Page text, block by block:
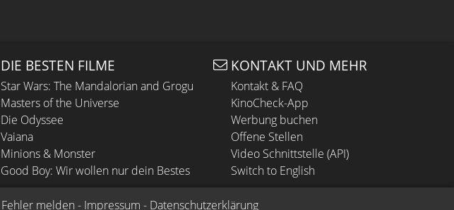
DIE BESTEN FILME
Star Wars: The Mandalorian and Grogu
Masters of the Universe
Die Odyssee
Vaiana
Minions & Monster
Good Boy: Wir wollen nur dein Bestes
KONTAKT UND MEHR
Kontakt & FAQ
KinoCheck-App
Werbung buchen
Offene Stellen
Video Schnittstelle (API)
Switch to English
Fehler melden - Impressum - Datenschutzerklärung